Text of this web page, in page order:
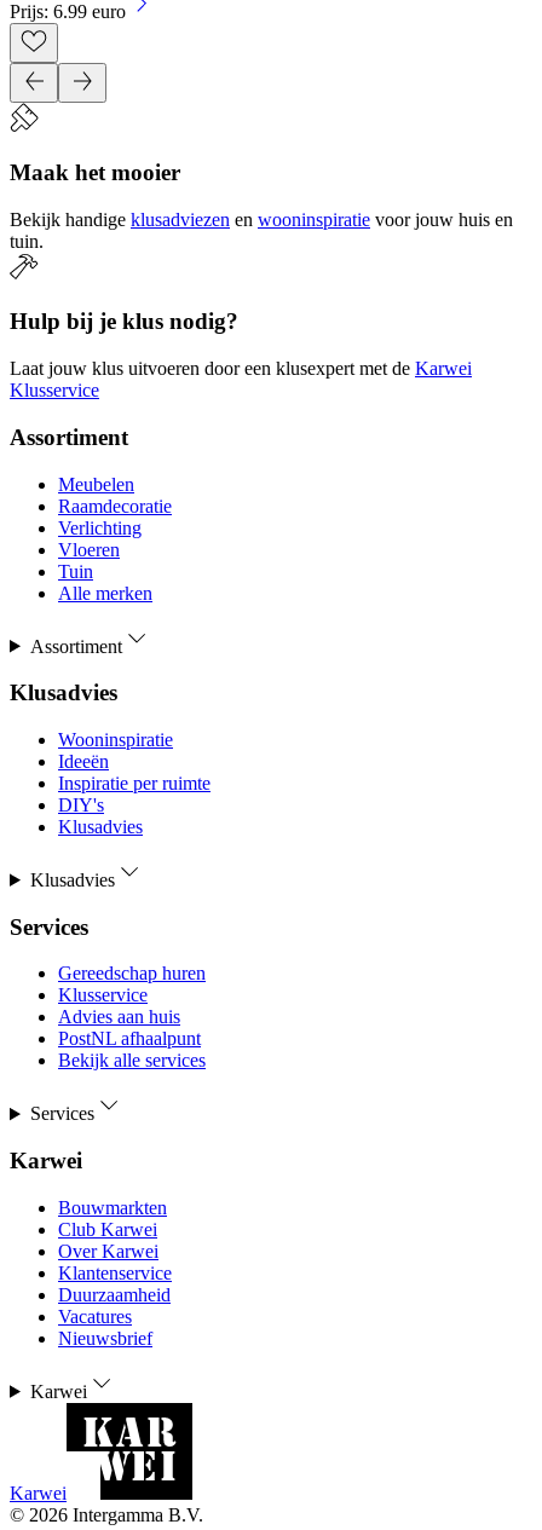
Prijs: 6.99 euro
Maak het mooier
Bekijk handige klusadviezen en wooninspiratie voor jouw huis en
tuin.
Hulp bij je klus nodig?
Laat jouw klus uitvoeren door een klusexpert met de Karwei
Klusservice
Assortiment
Meubelen
Raamdecoratie
Verlichting
Vloeren
Tuin
Alle merken
Assortiment
Klusadvies
Wooninspiratie
Ideeën
Inspiratie per ruimte
DIY's
Klusadvies
Klusadvies
Services
Gereedschap huren
Klusservice
Advies aan huis
PostNL afhaalpunt
Bekijk alle services
Services
Karwei
Bouwmarkten
Club Karwei
Over Karwei
Klantenservice
Duurzaamheid
Vacatures
Nieuwsbrief
Karwei
Karwei
© 2026 Intergamma B.V.